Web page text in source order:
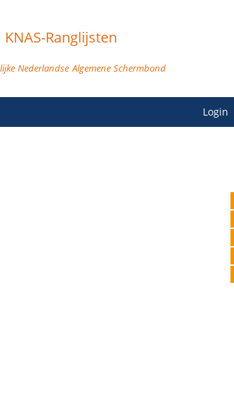
KNAS-Ranglijsten
Nederlandse Algemene Schermbond
Login